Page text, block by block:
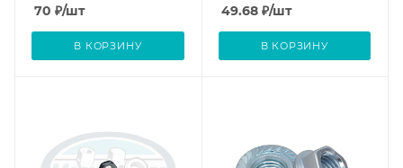
70 ₽/шт
В КОРЗИНУ
49.68₽/шт
В КОРЗИНУ